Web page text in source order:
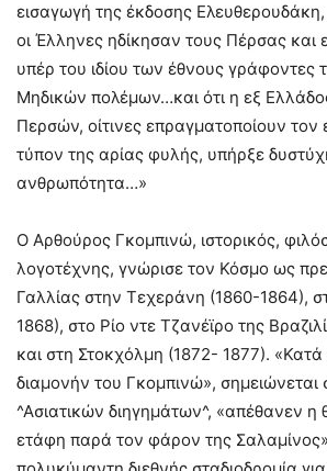
εισαγωγή της έκδοσης Ελευθερουδάκη,
οι Έλληνες ηδίκησαν τους Πέρσας και
υπέρ του ιδίου των έθνους γράφοντες
Μηδικών πολέμων…και ότι η εξ
Περσών, οίτινες επραγματοποίουν τον
τύπον της αρίας φυλής, υπήρξε
ανθρωπότητα…»
Ο Αρθούρος Γκομπινώ, ιστορικός,
λογοτέχνης, γνώρισε τον Κόσμο ως
Γαλλίας στην Τεχεράνη (1860-1864),
1868), στο Ρίο ντε Τζανέϊρο της
και στη Στοκχόλμη (1872- 1877). «Κατά
διαμονήν του Γκομπινώ»,
^Ασιατικών διηγημάτων^, «απέθανεν η
ετάφη παρά τον φάρον της